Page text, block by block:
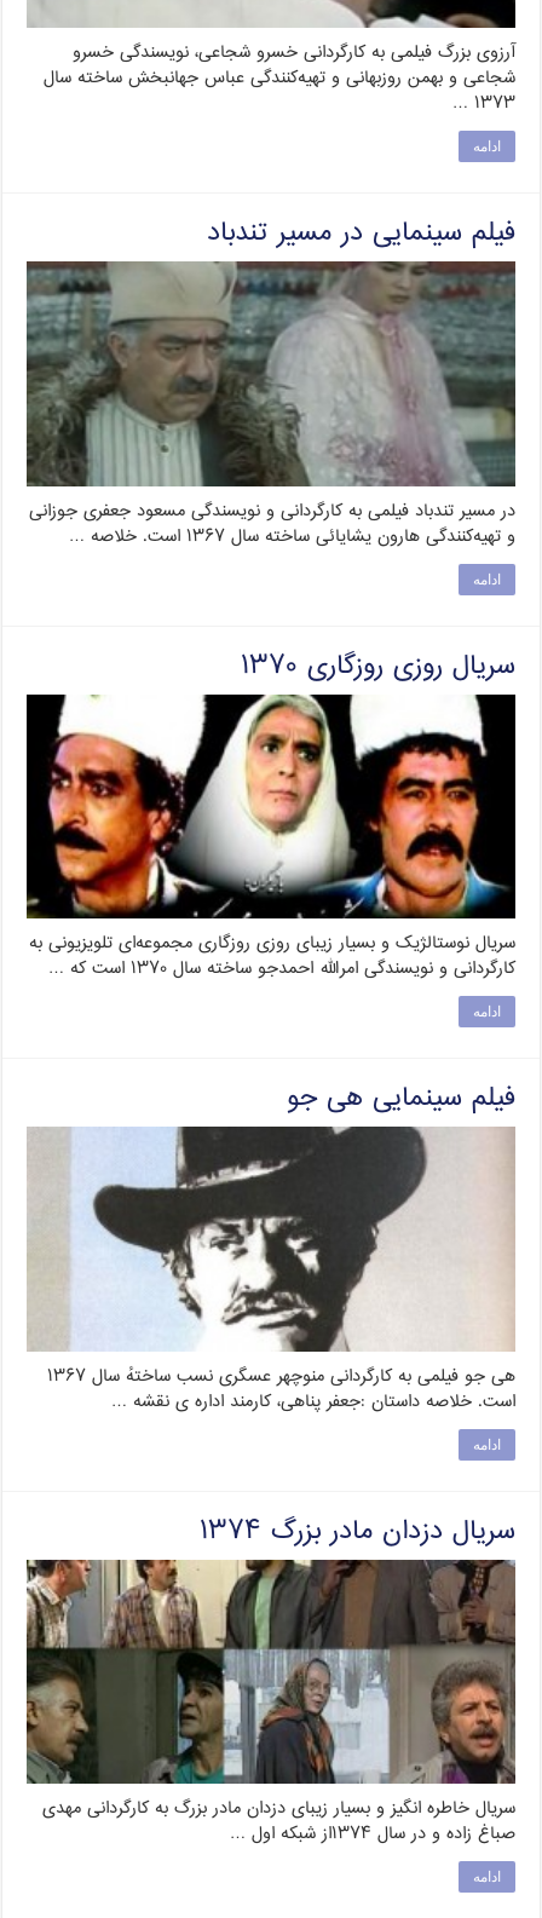
آرزوی بزرگ فیلمی به کارگردانی خسرو شجاعی، نویسندگی خسرو
شجاعی و بهمن روزبهانی و تهیه‌کنندگی عباس جهانبخش ساخته سال
۱۳۷۳ …
ادامه
فیلم سینمایی در مسیر تندباد
در مسیر تندباد فیلمی به کارگردانی و نویسندگی مسعود جعفری جوزانی
و تهیه‌کنندگی هارون یشایائی ساخته سال ۱۳۶۷ است. خلاصه …
ادامه
سریال روزی روزگاری ۱۳۷۰
سریال نوستالژیک و بسیار زیبای روزی روزگاری مجموعه‌ای تلویزیونی به
کارگردانی و نویسندگی امرالله احمدجو ساخته سال ۱۳۷۰ است که …
ادامه
فیلم سینمایی هی جو
هی جو فیلمی به کارگردانی منوچهر عسگری نسب ساختهٔ سال ۱۳۶۷
است. خلاصه داستان :جعفر پناهی، کارمند اداره ی نقشه …
ادامه
سریال دزدان مادر بزرگ ۱۳۷۴
سریال خاطره انگیز و بسیار زیبای دزدان مادر بزرگ به کارگردانی مهدی
صباغ زاده و در سال ۱۳۷۴از شبکه اول …
ادامه